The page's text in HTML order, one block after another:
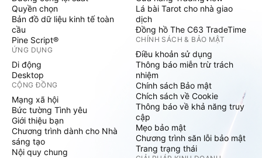
Quyền chọn
Bản đồ dữ liệu kinh tế toàn
cầu
Pine Script®
ỨNG DỤNG
Di động
Desktop
CỘNG ĐỒNG
Mạng xã hội
Bức tường Tình yêu
Giới thiệu bạn
Chương trình dành cho Nhà
sáng tạo
Nội quy chung
Lá bài Tarot cho nhà giao
dịch
Đồng hồ The C63 TradeTime
CHÍNH SÁCH & BẢO MẬT
Điều khoản sử dụng
Thông báo miễn trừ trách
nhiệm
Chính sách Bảo mật
Chích sách về Cookie
Thông báo về khả năng truy
cập
Mẹo bảo mật
Chương trình săn lỗi bảo mật
Trang trạng thái